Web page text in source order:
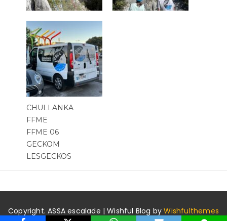
CHULLANKA
FFME
FFME 06
GECKOM
LESGECKOS
Copyright. ASSA escalade | Wishful Blog byWishfulthemes